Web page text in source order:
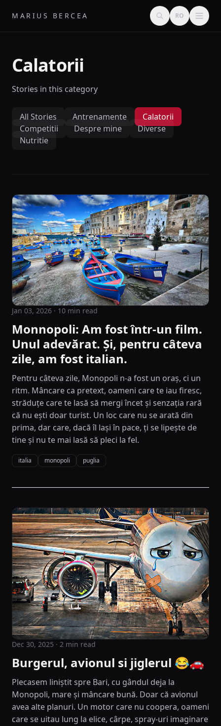
MARIUS BERCEA RO
Calatorii
Stories in this category
All Stories Antrenamente
Calatorii
Competitii
Despre mine
Diverse
Nutritie
Jan 03, 2026 · 10 min read
Monnopoli: Am fost într-un film.
Unul adevărat. Și, pentru câteva
zile, am fost italian.
Pentru câteva zile, Monopoli n-a fost un oraș, ci un
ritm. Mâncare ca pretext, oameni care te iau firesc,
străduțe care te lasă să mergi încet și senzația rară
că nu ești doar turist. Un loc care nu se arată din
prima, dar care, dacă îl lași în pace, ți se lipește de
tine și nu te mai lasă să pleci la fel.
italia monopoli puglia
Dec 30, 2025 · 2 min read
Burgerul, avionul si jiglerul 😂🚗
Plecasem liniștit spre Bari, cu gândul deja la
Monopoli, mare și mâncare bună. Doar că avionul
avea alte planuri. Un motor care nu coopera, oameni
care se uitau lung la elice, cârpe, spray-uri imaginare